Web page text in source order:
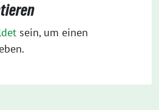
sein, um einen